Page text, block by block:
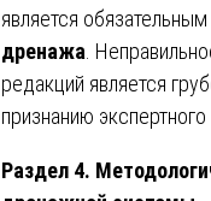
является
дренажа .
редакций является
признанию
Раздел 4.